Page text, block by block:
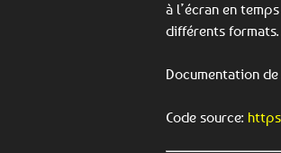
à l’écran en
différents formats.
Documentation
Code source: